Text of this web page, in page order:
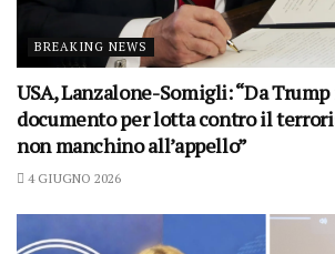
BREAKING NEWS
USA, Lanzalone-Somigli: “Da
documento per lotta contro il
non manchino all’appello”
4 GIUGNO 2026